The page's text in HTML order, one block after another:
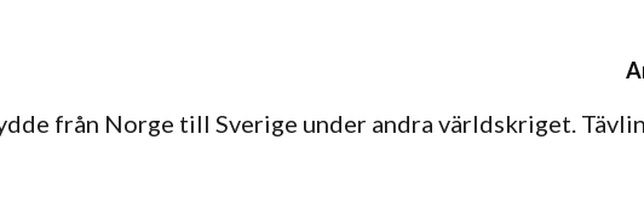
från Norge till Sverige under andra världskriget.